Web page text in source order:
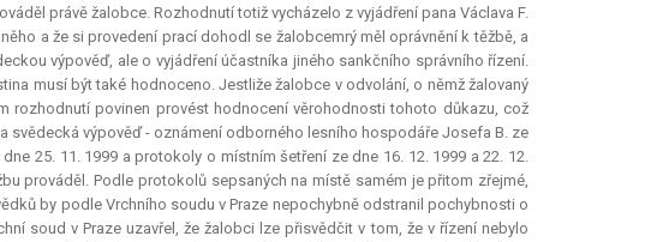
právě žalobce. Rozhodnutí totiž vycházelo z vyjádření pana Václava F.
a že si provedení prací dohodl se žalobcemrý měl oprávnění k těžbě, a
výpověď, ale o vyjádření účastníka jiného sankčního správního řízení.
musí být také hodnoceno. Jestliže žalobce v odvolání, o němž žalovaný
rozhodnutí povinen provést hodnocení věrohodnosti tohoto důkazu, což
svědecká výpověď - oznámení odborného lesního hospodáře Josefa B. ze
25. 11. 1999 a protokoly o místním šetření ze dne 16. 12. 1999 a 22. 12.
prováděl. Podle protokolů sepsaných na místě samém je přitom zřejmé,
by podle Vrchního soudu v Praze nepochybně odstranil pochybnosti o
soud v Praze uzavřel, že žalobci lze přisvědčit v tom, že v řízení nebylo